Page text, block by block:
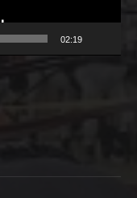
02:19